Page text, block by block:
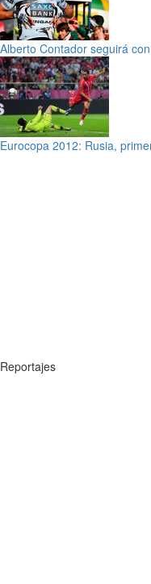
Alberto Contador seguirá
Eurocopa 2012: Rusia,
Reportajes